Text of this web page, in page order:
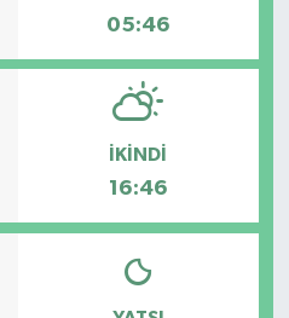
05:46
İKINDI
16:46